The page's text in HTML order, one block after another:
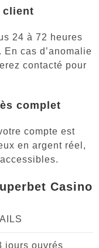
client
24 à 72 heures
cas d’anomalie
contacté pour
complet
compte est
en argent réel,
Casino
jours ouvrés